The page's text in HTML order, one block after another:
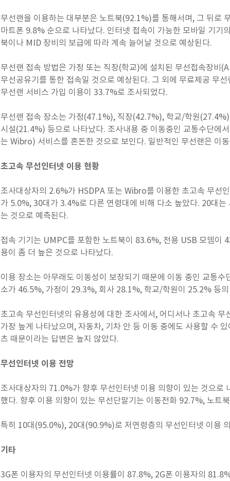
무선랜을 이용하는 대부분은 노트북(92.1%)를 통해서며, 그 뒤로
마트폰 9.8% 순으로 나타났다. 인터넷 접속이 가능한 모바일 기기
북이나 MID 장비의 보급에 따라 계속 늘어날 것으로 예상된다.
무선랜 접속 방법은 가정 또는 직장(학교)에 설치된 무선접속장비
무선공유기를 통한 접속일 것으로 예상된다. 그 외에 무료제공 무
무선랜 서비스 가입 이용이 33.7%로 조사되었다.
무선랜 접속 장소는 가정(47.1%), 직장(42.7%), 학교/학원
시설(21.4%) 등으로 나타났다. 조사내용 중 이동중인 교통수단에
는 Wibro) 서비스를 혼돈한 것으로 보인다. 일반적인 무선랜은 이
초고속 무선인터넷 이용 현황
조사대상자의 2.6%가 HSDPA 또는 Wibro를 이용한 초고속 무선
가 5.0%, 30대가 3.4%로 다른 연령대에 비해 다소 높았다. 20대
는 것으로 예측된다.
접속 기기는 UMPC를 포함한 노트북이 83.6%, 전용 USB 모뎀이
용이 좀 더 높은 것으로 나타났다.
이용 장소는 아무래도 이동성이 보장되기 때문에 이동 중인 교통
소가 46.5%, 가정이 29.3%, 회사 28.1%, 학교/학원이 25.2% 등의
초고속 무선인터넷의 유용성에 대한 조사에서, 어디서나 초고속
가장 높게 나타났으며, 자동차, 기차 안 등 이동 중에도 사용할 수
츠 때문이라는 답변은 높지 않았다.
무선인터넷 이용 전망
조사대상자의 71.0%가 향후 무선인터넷 이용 의향이 있는 것으로
했다. 향후 이용 의향이 있는 무선단말기는 이동전화 92.7%, 노트
특히 10대(95.0%), 20대(90.9%)로 저연령층의 무선인터넷 이용
기타
3G폰 이용자의 무선인터넷 이용률이 87.8%, 2G폰 이용자의